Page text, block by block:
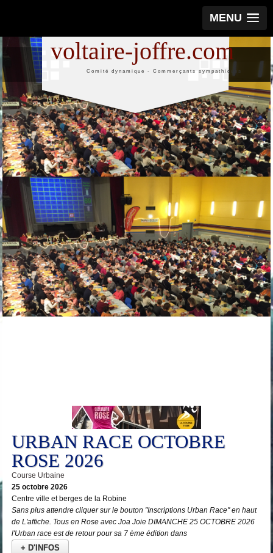
MENU
voltaire-joffre.com
Comité dynamique - Commerçants sympathiques
URBAN RACE OCTOBRE
ROSE 2026
Course Urbaine
25 octobre 2026
Centre ville et berges de la Robine
Sans plus attendre cliquer sur le bouton "Inscriptions Urban Race" en haut
de L'affiche. Tous en Rose avec Joa Joie DIMANCHE 25 OCTOBRE 2026
l'Urban race est de retour pour sa 7 ème édition dans
+ D'INFOS